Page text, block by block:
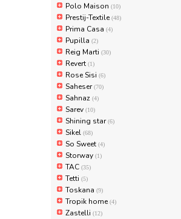
Polo Maison (10)
Prestij-Textile(48)
Prima Casa (4)
Pupilla (2)
Reig Marti (30)
Revert (1)
Rose Sisi (6)
Saheser(70)
Sahnaz (4)
Sarev (10)
Shining star(6)
Sikel (68)
So Sweet (4)
Storway (1)
TAC (35)
Tetti (5)
Toskana (9)
Tropik home(4)
Zastelli (12)